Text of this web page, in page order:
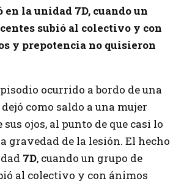
la unidad 7D, cuando un
subió al colectivo y con
y prepotencia no quisieron
ocurrido a bordo de una
dejó como saldo a una mujer
ojos, al punto de que casi lo
gravedad de la lesión. El hecho
7D, cuando un grupo de
al colectivo y con ánimos